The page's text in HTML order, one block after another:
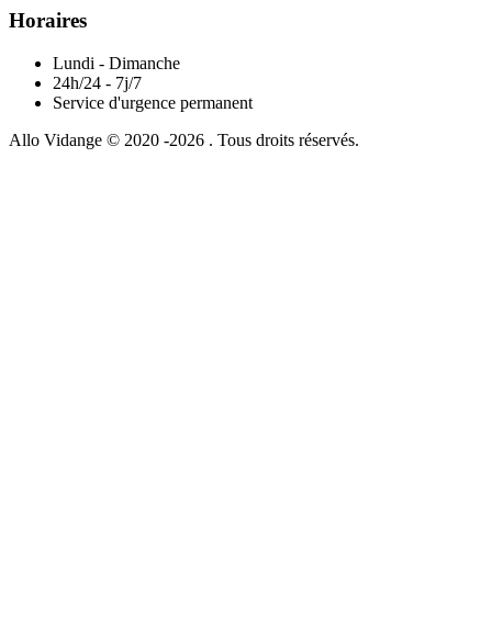
Horaires
Lundi - Dimanche
24h/24 - 7j/7
Service d'urgence permanent
Allo Vidange © 2020 -2026 . Tous droits réservés.